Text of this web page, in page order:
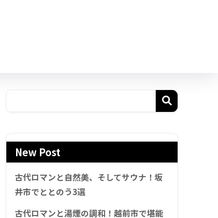
New Post
古代ロマンと自然美、そしてサウナ！坂
井市でととのう3選
古代ロマンと湯煙の調和！越前市で堪能